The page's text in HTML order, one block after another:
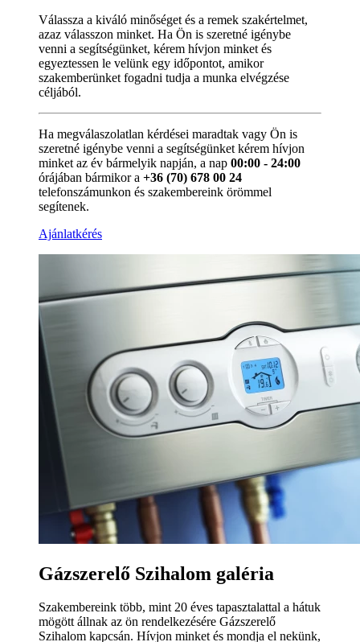
Válassza a kiváló minőséget és a remek szakértelmet,
azaz válasszon minket. Ha Ön is szeretné igénybe
venni a segítségünket, kérem hívjon minket és
egyeztessen le velünk egy időpontot, amikor
szakemberünket fogadni tudja a munka elvégzése
céljából.
Ha megválaszolatlan kérdései maradtak vagy Ön is
szeretné igénybe venni a segítségünket kérem hívjon
minket az év bármelyik napján, a nap 00:00 - 24:00
órájában bármikor a +36 (70) 678 00 24
telefonszámunkon és szakembereink örömmel
segítenek.
Ajánlatkérés
Gázszerelő Szihalom galéria
Szakembereink több, mint 20 éves tapasztalattal a hátuk
mögött állnak az ön rendelkezésére Gázszerelő
Szihalom kapcsán. Hívjon minket és mondja el nekünk,